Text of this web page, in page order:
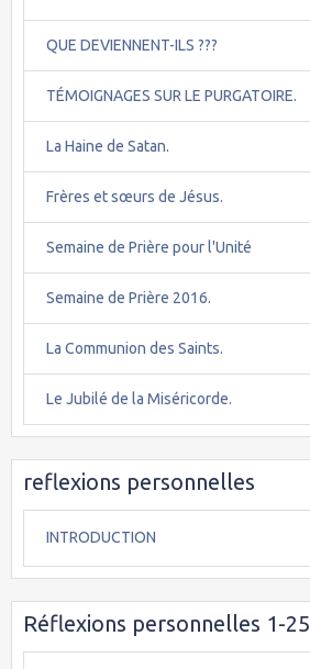
QUE DEVIENNENT-ILS ???
TÉMOIGNAGES SUR LE PURGATOIRE.
La Haine de Satan.
Frères et sœurs de Jésus.
Semaine de Prière pour l'Unité
Semaine de Prière 2016.
La Communion des Saints.
Le Jubilé de la Miséricorde.
reflexions personnelles
INTRODUCTION
Réflexions personnelles 1-25